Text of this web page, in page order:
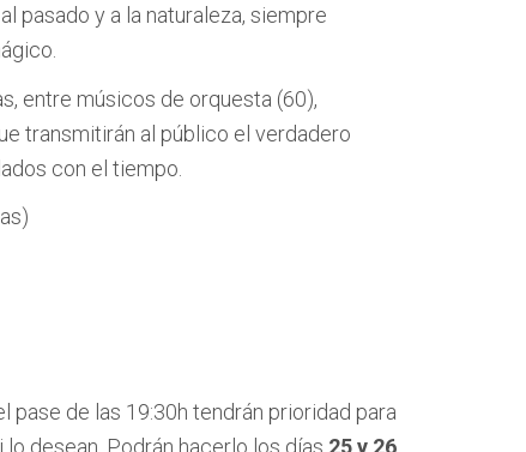
pasado y a la naturaleza, siempre
entre músicos de orquesta (60),
transmitirán al público el verdadero
con el tiempo.
pase de las 19:30h tendrán prioridad para
desean. Podrán hacerlo los días 25 y 26